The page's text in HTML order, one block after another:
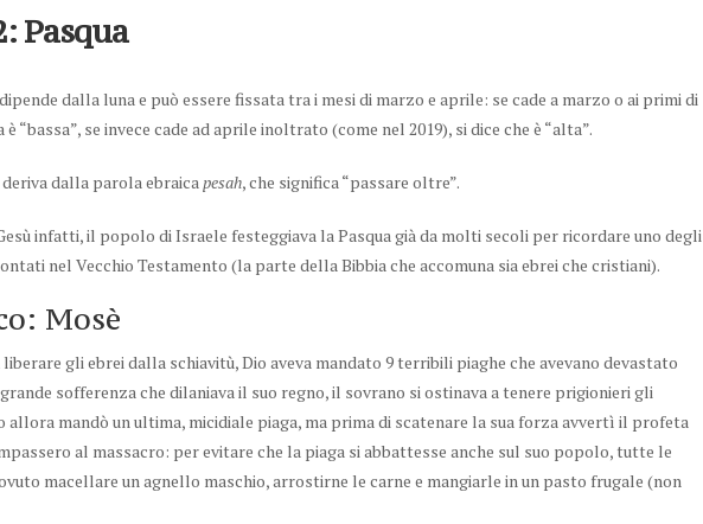
Pasqua
dalla luna e può essere fissata tra i mesi di marzo e aprile: se cade a marzo o ai primi di
“bassa”, se invece cade ad aprile inoltrato (come nel 2019), si dice che è “alta”.
dalla parola ebraicapesah, che significa “passare oltre”.
infatti, il popolo di Israele festeggiava la Pasqua già da molti secoli per ricordare uno degli
nel Vecchio Testamento (la parte della Bibbia che accomuna sia ebrei che cristiani).
Mosè
gli ebrei dalla schiavitù, Dio aveva mandato 9 terribili piaghe che avevano devastato
sofferenza che dilaniava il suo regno, il sovrano si ostinava a tenere prigionieri gli
allora mandò un ultima, micidiale piaga, ma prima di scatenare la sua forza avvertì il profeta
al massacro: per evitare che la piaga si abbattesse anche sul suo popolo, tutte le
macellare un agnello maschio, arrostirne le carne e mangiarle in un pasto frugale (non